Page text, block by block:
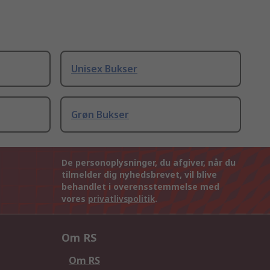
Unisex Bukser
Grøn Bukser
De personoplysninger, du afgiver, når du
tilmelder dig nyhedsbrevet, vil blive
behandlet i overensstemmelse med
vores privatlivspolitik.
Om RS
Om RS